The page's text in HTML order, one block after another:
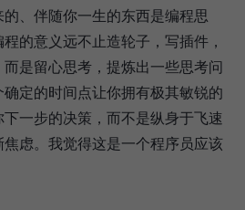
、伴随你一生的东西是编程思
的意义远不止造轮子，写插件，
是留心思考，提炼出一些思考问
定的时间点让你拥有极其敏锐的
一步的决策，而不是纵身于飞速
虑。我觉得这是一个程序员应该